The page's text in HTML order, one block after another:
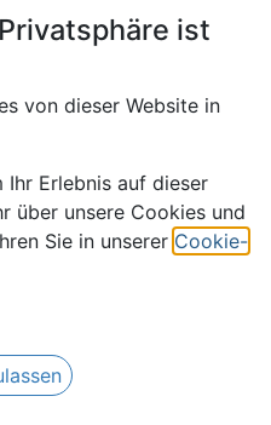
994-schwarz -
ist
von dieser Website in
Ihr Erlebnis auf dieser
über unsere Cookies und
Sie in unserer Cookie-